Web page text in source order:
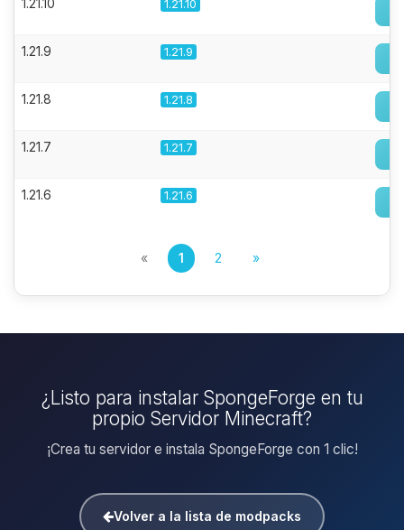
1.21.10 1.21.10
1.21.9 1.21.9
1.21.8 1.21.8
1.21.7 1.21.7
1.21.6 1.21.6
« 1 2 »
¿Listo para instalar SpongeForge en tu
propio Servidor Minecraft?
¡Crea tu servidor e instala SpongeForge con 1 clic!
Volver a la lista de modpacks